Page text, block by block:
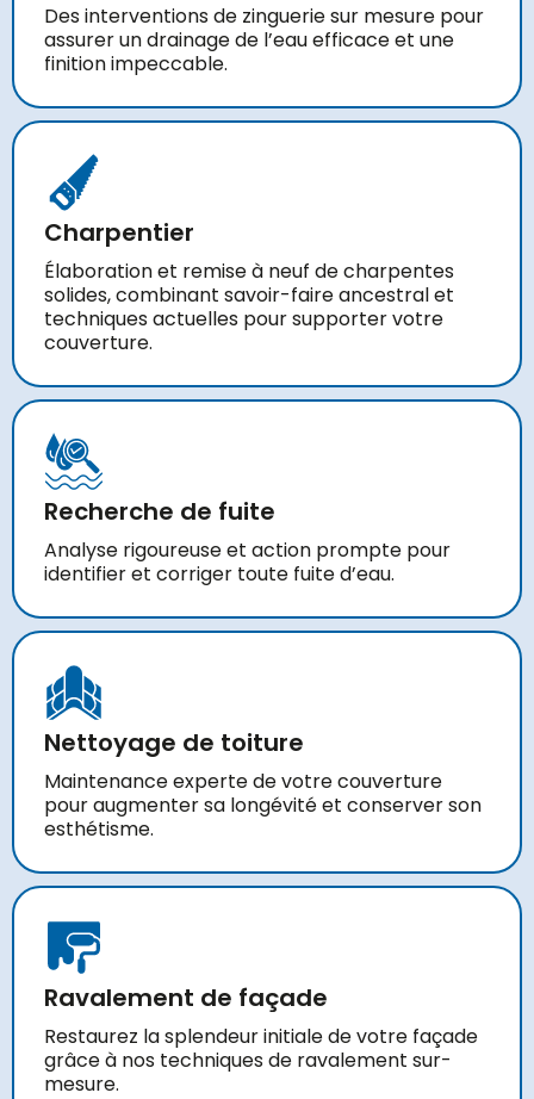
Des interventions de zinguerie sur mesure pour
assurer un drainage de l’eau efficace et une
finition impeccable.
Charpentier
Élaboration et remise à neuf de charpentes
solides, combinant savoir-faire ancestral et
techniques actuelles pour supporter votre
couverture.
Recherche de fuite
Analyse rigoureuse et action prompte pour
identifier et corriger toute fuite d’eau.
Nettoyage de toiture
Maintenance experte de votre couverture
pour augmenter sa longévité et conserver son
esthétisme.
Ravalement de façade
Restaurez la splendeur initiale de votre façade
grâce à nos techniques de ravalement sur-
mesure.